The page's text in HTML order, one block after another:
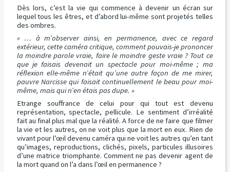
Dès lors, c’est la vie qui commence à devenir un écran sur
lequel tous les êtres, et d’abord lui-même sont projetés telles
des ombres.
« … à m’observer ainsi, en permanence, avec ce regard
extérieur, cette caméra critique, comment pouvais-je prononcer
la moindre parole vraie, faire le moindre geste vraie ? Tout ce
que je faisais devenait un spectacle pour moi-même ; ma
réflexion elle-même n’était qu’une autre façon de me mirer,
pauvre Narcisse qui faisait continuellement le beau pour moi-
même, mais qui n’en étais pas dupe. »
Etrange souffrance de celui pour qui tout est devenu
représentation, spectacle, pellicule. Le sentiment d’irréalité
fait au final plus mal que la réalité. A force de ne faire que filmer
la vie et les autres, on ne voit plus que la mort en eux. Rien de
vivant pour l’œil devenu caméra qui ne voit les autres qu’en tant
qu’images, reproductions, clichés, pixels, particules illusoires
d’une matrice triomphante. Comment ne pas devenir agent de
la mort quand on l’a dans l’œil en permanence ?